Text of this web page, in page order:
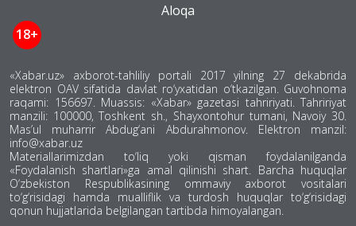
Aloqa
18+
«Xabar.uz» axborot-tahliliy portali 2017 yilning 27 dekabrida
elektron OAV sifatida davlat ro‘yxatidan o‘tkazilgan. Guvohnoma
raqami: 156697. Muassis: «Xabar» gazetasi tahririyati. Tahririyat
manzili: 100000, Toshkent sh., Shayxontohur tumani, Navoiy 30.
Mas’ul muharrir Abdug‘ani Abdurahmonov. Elektron manzil:
info@xabar.uz
Materiallarimizdan to‘liq yoki qisman foydalanilganda
«Foydalanish shartlari»ga amal qilinishi shart. Barcha huquqlar
O‘zbekiston Respublikasining ommaviy axborot vositalari
to‘g‘risidagi hamda mualliflik va turdosh huquqlar to‘g‘risidagi
qonun hujjatlarida belgilangan tartibda himoyalangan.